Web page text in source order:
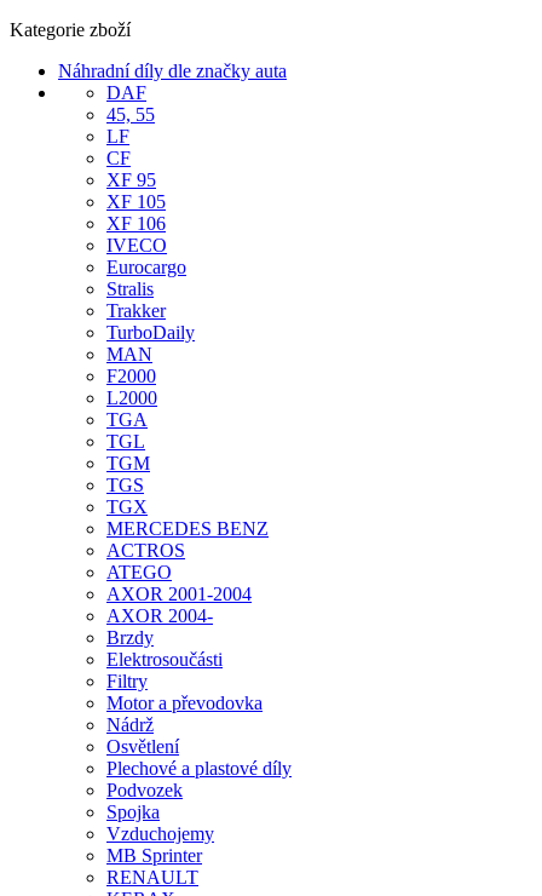
Kategorie zboží
Náhradní díly dle značky auta
DAF
45, 55
LF
CF
XF 95
XF 105
XF 106
IVECO
Eurocargo
Stralis
Trakker
TurboDaily
MAN
F2000
L2000
TGA
TGL
TGM
TGS
TGX
MERCEDES BENZ
ACTROS
ATEGO
AXOR 2001-2004
AXOR 2004-
Brzdy
Elektrosoučásti
Filtry
Motor a převodovka
Nádrž
Osvětlení
Plechové a plastové díly
Podvozek
Spojka
Vzduchojemy
MB Sprinter
RENAULT